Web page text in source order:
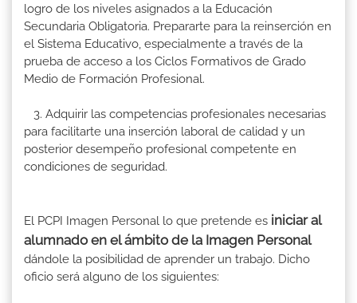
logro de los niveles asignados a la Educación
Secundaria Obligatoria. Prepararte para la reinserción en
el Sistema Educativo, especialmente a través de la
prueba de acceso a los Ciclos Formativos de Grado
Medio de Formación Profesional.
3. Adquirir las competencias profesionales necesarias
para facilitarte una inserción laboral de calidad y un
posterior desempeño profesional competente en
condiciones de seguridad.
El PCPI Imagen Personal lo que pretende es iniciar al
alumnado en el ámbito de la Imagen Personal
dándole la posibilidad de aprender un trabajo. Dicho
oficio será alguno de los siguientes: